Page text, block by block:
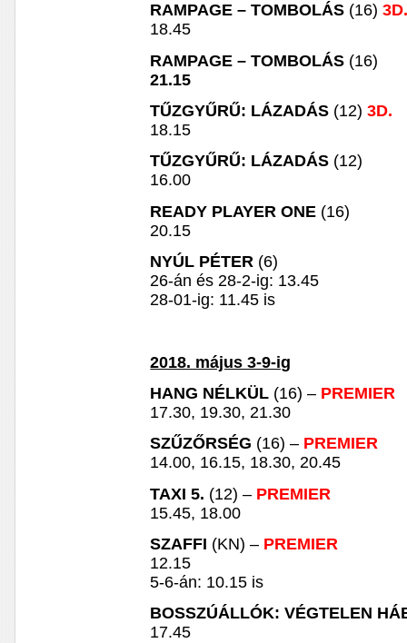
RAMPAGE – TOMBOLÁS (16)
18.45
RAMPAGE – TOMBOLÁS (16)
21.15
TŰZGYŰRŰ: LÁZADÁS (12)3D.
18.15
TŰZGYŰRŰ: LÁZADÁS (12)
16.00
READY PLAYER ONE (16)
20.15
NYÚL PÉTER (6)
26-án és 28-2-ig: 13.45
28-01-ig: 11.45 is
2018. május 3-9-ig
HANG NÉLKÜL (16) – PREMIER
17.30, 19.30, 21.30
SZŰZŐRSÉG (16) – PREMIER
14.00, 16.15, 18.30, 20.45
TAXI 5. (12) – PREMIER
15.45, 18.00
SZAFFI (KN) – PREMIER
12.15
5-6-án: 10.15 is
BOSSZÚÁLLÓK: VÉGTELEN
17.45